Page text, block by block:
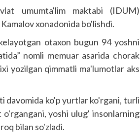
umumta'lim maktabi (IDUM)
xonadonida bo'lishdi.
otaxon bugun 94 yoshni
nomli memuar asarida chorak
yozilgan qimmatli ma'lumotlar aks
davomida ko'p yurtlar ko'rgani, turli
yoshi ulug' insonlarning
bilan so'zladi.